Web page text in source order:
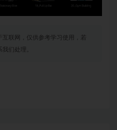
互联网，仅供参考学习使用，若
们处理。